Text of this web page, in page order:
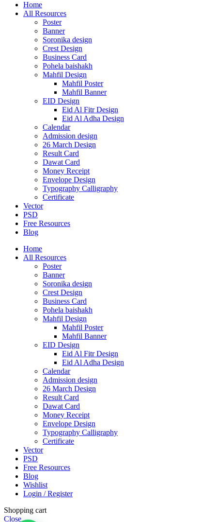
Home
All Resources
Poster
Banner
Soronika design
Crest Design
Business Card
Pohela baishakh
Mahfil Design
Mahfil Poster
Mahfil Banner
EID Design
Eid Al Fitr Design
Eid Al Adha Design
Calendar
Admission design
26 March Design
Result Card
Dawat Card
Money Receipt
Envelope Design
Typography Calligraphy
Certificate
Vector
PSD
Free Resources
Blog
Home
All Resources
Poster
Banner
Soronika design
Crest Design
Business Card
Pohela baishakh
Mahfil Design
Mahfil Poster
Mahfil Banner
EID Design
Eid Al Fitr Design
Eid Al Adha Design
Calendar
Admission design
26 March Design
Result Card
Dawat Card
Money Receipt
Envelope Design
Typography Calligraphy
Certificate
Vector
PSD
Free Resources
Blog
Wishlist
Login / Register
Shopping cart
Close